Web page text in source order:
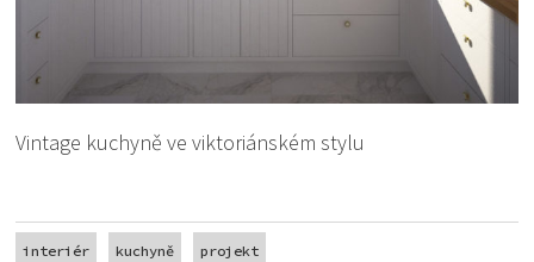
Vintage kuchyně ve viktoriánském stylu
interiér kuchyně projekt